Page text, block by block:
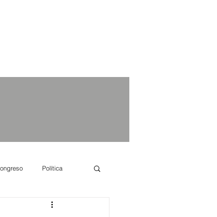
Política